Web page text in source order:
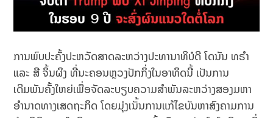
ການພົບປະຄັ້ງປະຫວັດສາດລະຫວ່າງປະທານາທິບໍດີ ໂດນັນ ທຣຳ
ແລະ ສີ ຈິ້ນຜິງ ທີ່ນະຄອນຫຼວງປັກກິ່ງໃນອາທິດນີ້ ເປັນການ
ເດີມພັນຄັ້ງໃຫຍ່ເພື່ອຈັດລະບຽບຄວາມສຳພັນລະຫວ່າງສອງມຫາ
ອຳນາດທາງເສດຖະກິດ ໂດຍມຸ່ງເນັ້ນການແກ້ໄຂບັນຫາສົງຄາມການ